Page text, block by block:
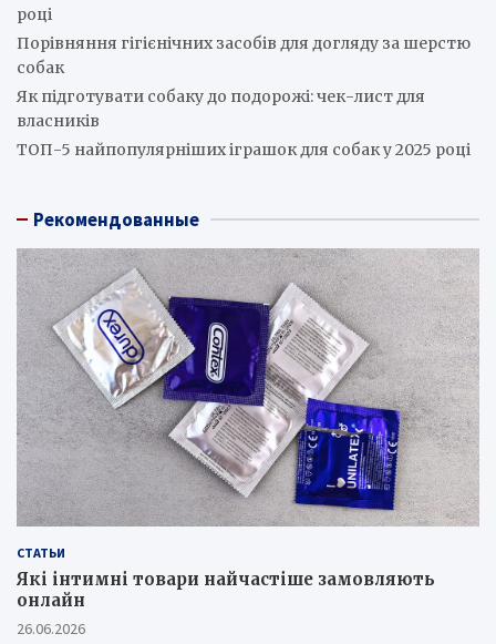
році
Порівняння гігієнічних засобів для догляду за шерстю
собак
Як підготувати собаку до подорожі: чек-лист для
власників
ТОП-5 найпопулярніших іграшок для собак у 2025 році
Рекомендованные
СТАТЬИ
Які інтимні товари найчастіше замовляють
онлайн
26.06.2026